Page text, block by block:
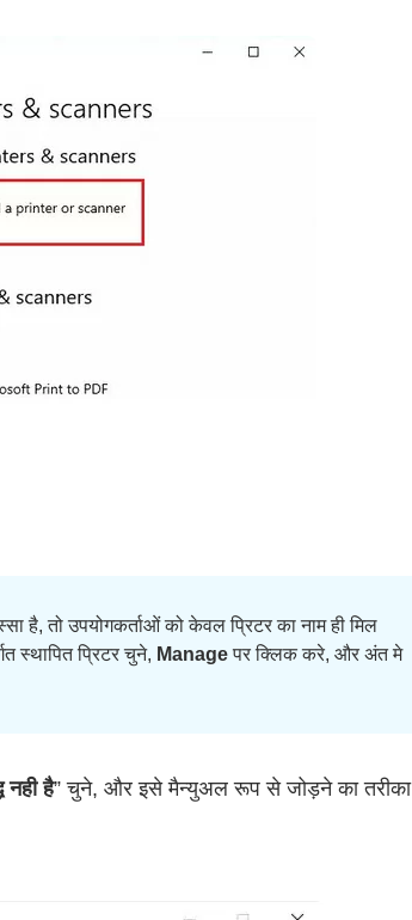
है, तो उपयोगकर्ताओं को केवल प्रिटर का नाम ही मिल
स्थापित प्रिटर चुने, Manageपर क्लिक करे, और अंत मे
नही है” चुने, और इसे मैन्युअल रूप से जोड़ने का तरीका